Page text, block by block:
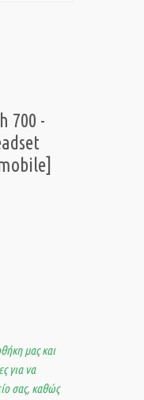
700 -
μας και
για να
σας, καθώς